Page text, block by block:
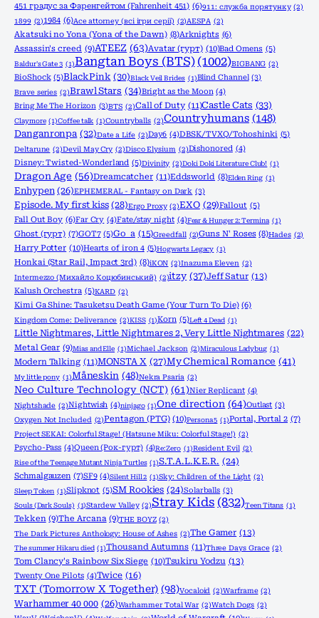
451 градус за Фаренгейтом (Fahrenheit 451) (6)911: служба порятунку (2)
1899 (2)1984 (6)Ace attorney (всі ігри серії) (2)AESPA (2)
Akatsuki no Yona (Yona of the Dawn) (8)Arknights (6)
Assassin's creed (9)ATEEZ (63)Avatar (гурт) (10)Bad Omens (5)
Baldur's Gate 3 (1)Bangtan Boys (BTS) (1002)BIGBANG (2)
BioShock (5)BlackPink (30)Black Veil Brides (1)Blind Channel (3)
Brave series (2)Brawl Stars (34)Bright as the Moon (4)
Bring Me The Horizon (3)BTS (2)Call of Duty (11)Castle Cats (33)
Claymore (1)Coffee talk (1)Countryballs (2)Countryhumans (148)
Danganronpa (32)Date a Life (2)Day6 (4)DBSK/TVXQ/Tohoshinki (5)
Deltarune (2)Devil May Cry (2)Disco Elysium (2)Dishonored (4)
Disney: Twisted-Wonderland (5)Divinity (2)Doki Doki Literature Club! (1)
Dragon Age (56)Dreamcatcher (11)Eddsworld (8)Elden Ring (1)
Enhypen (26)EPHEMERAL - Fantasy on Dark (3)
Episode. My first kiss (28)Ergo Proxy (2)EXO (29)Fallout (5)
Fall Out Boy (6)Far Cry (4)Fate/stay night (4)Fear & Hunger 2: Termina (1)
Ghost (гурт) (7)GOT7 (5)Go_a (15)Greedfall (2)Guns N' Roses (8)Hades (2)
Harry Potter (10)Hearts of iron 4 (5)Hogwarts Legacy (1)
Honkai (Star Rail, Impact 3rd) (8)iKON (2)Inazuma Eleven (2)
Intermezzo (Михайло Коцюбинський) (2)itzy (37)Jeff Satur (13)
Kalush Orchestra (5)KARD (2)
Kimi Ga Shine: Tasuketsu Death Game (Your Turn To Die) (6)
Kingdom Come: Deliverance (2)KISS (1)Korn (5)Left 4 Dead (1)
Little Nightmares, Little Nightmares 2, Very Little Nightmares (22)
Metal Gear (9)Mias and Elle (1)Michael Jackson (2)Miraculous Ladybug (1)
Modern Talking (11)MONSTA X (27)My Chemical Romance (41)
My little pony (1)Måneskin (48)Nekra Psaria (2)
Neo Culture Technology (NCT) (61)Nier Replicant (4)
Nightshade (2)Nightwish (4)ninjago (1)One direction (64)Outlast (3)
Oxygen Not Included (2)Pentagon (PTG) (10)Persona 5 (1)Portal, Portal 2 (7)
Project SEKAI: Colorful Stage! (Hatsune Miku: Colorful Stage!) (2)
Psycho-Pass (4)Queen (Рок-гурт) (4)Re:Zero (1)Resident Evil (2)
Rise of the Teenage Mutant Ninja Turtles (1)S.T.A.L.K.E.R. (24)
Schmalgauzen (7)SF9 (4)Silent Hill 2 (1)Sky: Children of the Light (2)
Sleep Token (1)Slipknot (5)SM Rookies (24)Solarballs (3)
Souls (Dark Souls) (1)Stardew Valley (2)Stray Kids (832)Teen Titans (1)
Tekken (9)The Arcana (9)THE BOYZ (2)
The Dark Pictures Anthology: House of Ashes (2)The Gamer (13)
The summer Hikaru died (1)Thousand Autumns (11)Three Days Grace (2)
Tom Clancy's Rainbow Six Siege (10)Tsukiru Yodzu (13)
Twenty One Pilots (4)Twice (16)
TXT (Tomorrow X Together) (98)Vocaloid (2)Warframe (2)
Warhammer 40 000 (26)Warhammer Total War (2)Watch Dogs (2)